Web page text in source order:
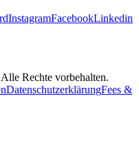
InstagramFacebookLinkedin
Rechte vorbehalten.
DatenschutzerklärungFees &